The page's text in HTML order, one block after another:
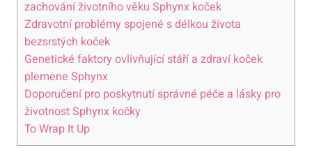
zachování životního věku Sphynx koček
Zdravotní problémy spojené s délkou života
bezsrstých koček
Genetické faktory ovlivňující stáří a zdraví koček
plemene Sphynx
Doporučení pro poskytnutí správné péče a lásky pro
životnost Sphynx kočky
To Wrap It Up